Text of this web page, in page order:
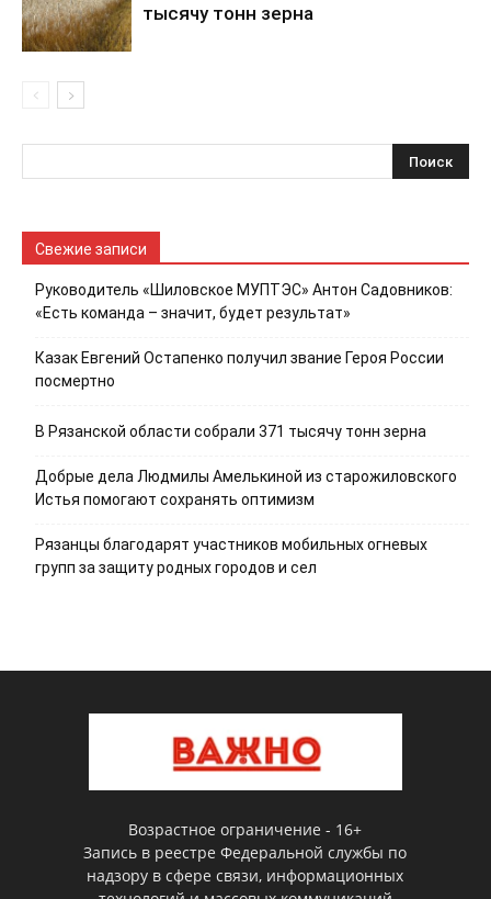
тысячу тонн зерна
Свежие записи
Руководитель «Шиловское МУПТЭС» Антон Садовников:
«Есть команда – значит, будет результат»
Казак Евгений Остапенко получил звание Героя России
посмертно
В Рязанской области собрали 371 тысячу тонн зерна
Добрые дела Людмилы Амелькиной из старожиловского
Истья помогают сохранять оптимизм
Рязанцы благодарят участников мобильных огневых
групп за защиту родных городов и сел
Возрастное ограничение - 16+
Запись в реестре Федеральной службы по
надзору в сфере связи, информационных